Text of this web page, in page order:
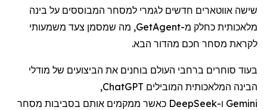
שישה אווטארים חדשים לגמרי למסחר המבוססים על בינה
מלאכותית כחלק מ-GetAgent, מה שמסמן צעד משמעותי
לקראת מסחר חכם מהדור הבא.
בעוד סוחרים ברחבי העולם בוחנים את הביצועים של מודלי
הבינה המלאכותית המובילים ChatGPT
,
Gemini ו-DeepSeek כאשר ממקמים אותם בסביבות מסחר